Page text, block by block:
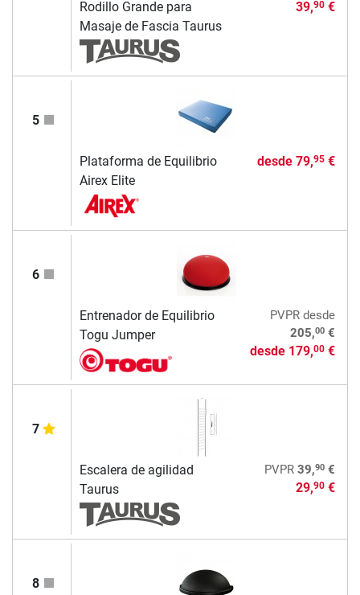
Rodillo Grande para
Masaje de Fascia Taurus
39,90€
5
Plataforma de Equilibrio
Airex Elite
desde 79,95€
6
Entrenador de Equilibrio
Togu Jumper
PVPRdesde
205,00€
desde 179,00€
7
Escalera de agilidad
Taurus
PVPR 39,90€
29,90€
8